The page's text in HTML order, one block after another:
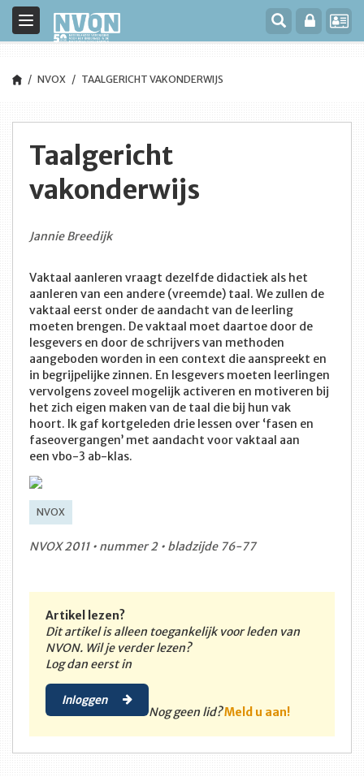
Toggle
navigation
NVOX TAALGERICHT VAKONDERWIJS
Taalgericht
vakonderwijs
Jannie Breedijk
Vaktaal aanleren vraagt dezelfde didactiek als het
aanleren van een andere (vreemde) taal. We zullen de
vaktaal eerst onder de aandacht van de leerling
moeten brengen. De vaktaal moet daartoe door de
lesgevers en door de schrijvers van methoden
aangeboden worden in een context die aanspreekt en
in begrijpelijke zinnen. En lesgevers moeten leerlingen
vervolgens zoveel mogelijk activeren en motiveren bij
het zich eigen maken van de taal die bij hun vak
hoort. Ik gaf kortgeleden drie lessen over ‘fasen en
faseovergangen’ met aandacht voor vaktaal aan
een vbo-3 ab-klas.
NVOX
NVOX 2011 • nummer 2 • bladzijde 76-77
Artikel lezen?
Dit artikel is alleen toegankelijk voor leden van
NVON. Wil je verder lezen?
Log dan eerst in
Inloggen
Nog geen lid?Meld u aan!